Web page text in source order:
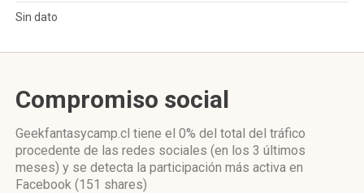
Sin dato
Compromiso social
Geekfantasycamp.cl tiene el 0% del total del tráfico
procedente de las redes sociales (en los 3 últimos
meses) y se detecta la participación más activa en
Facebook (151 shares)